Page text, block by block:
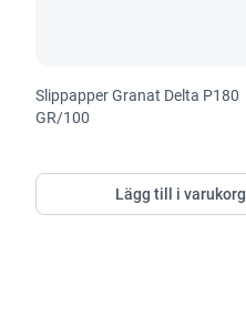
Slippapper Granat Delta P180
GR/100
Lägg till i varukorg